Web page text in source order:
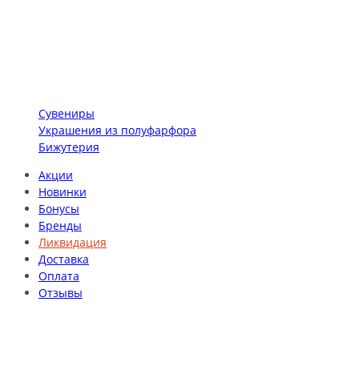
Сувениры
Украшения из полуфарфора
Бижутерия
Акции
Новинки
Бонусы
Бренды
Ликвидация
Доставка
Оплата
Отзывы